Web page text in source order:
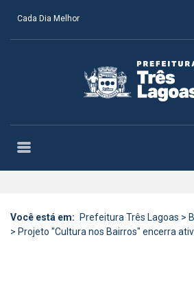
Cada Dia Melhor
Você está em: Prefeitura Três Lagoas >
> Projeto "Cultura nos Bairros" encerra